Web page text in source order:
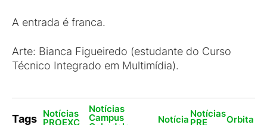
A entrada é franca.
Arte: Bianca Figueiredo (estudante do Curso
Técnico Integrado em Multimídia).
Tags Notícias
PROEXC
Notícias
Campus Notícia
Notícias
PRE Orbita